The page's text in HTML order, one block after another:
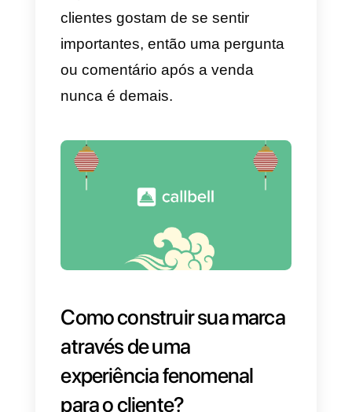
A interação com seus clientes é
muito importante na experiência
deles no Facebook. Isso ocorre
rica de informações sobre o que
as pessoas pensam da sua
marca. Todos os comentários,
positivos ou negativos, são úteis
comentários devem ser usados ​​
para o benefício e o crescimento
da sua marca. Por isso é